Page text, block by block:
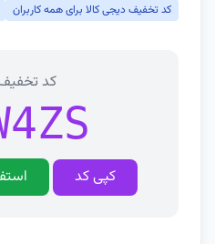
کد تخفیف دیجی کالا برای همه کاربران
کد
کپی کد